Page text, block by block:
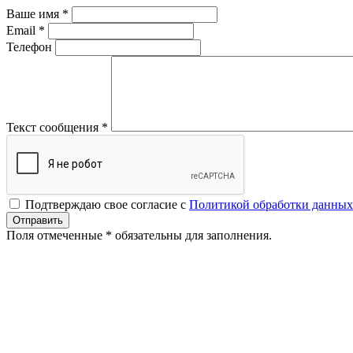
Ваше имя *
Email *
Телефон
Текст сообщения *
Подтверждаю свое согласие с Политикой обработки данных
Поля отмеченные * обязательны для заполнения.